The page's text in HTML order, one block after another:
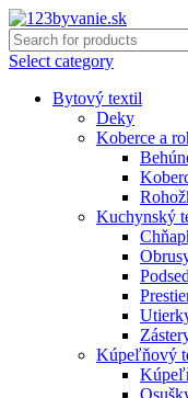
Select category
Bytový textil
Deky
Koberce a
Kuchynský
Kúpeľňový